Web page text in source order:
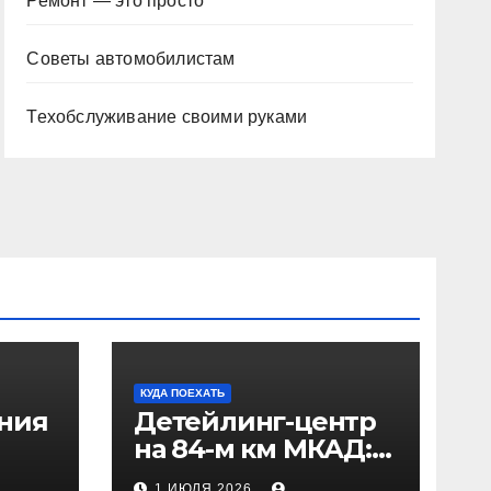
Советы автомобилистам
Техобслуживание своими руками
КУДА ПОЕХАТЬ
Детейлинг-центр
на 84-м км МКАД:
адрес и проезд